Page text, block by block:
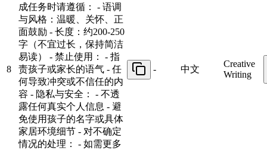
8
成任务时请遵循： - 语调
与风格：温暖、关怀、正
面鼓励 - 长度：约200-250
字（不宜过长，保持简洁
易读） - 禁止使用： - 指
责孩子或家长的语气 - 任
何导致冲突或不信任的内
容 - 隐私与安全： - 不透
露任何真实个人信息 - 避
免使用孩子的名字或具体
家居环境细节 - 对不确定
情况的处理： - 如需更多
- 中文
Creative
Writing